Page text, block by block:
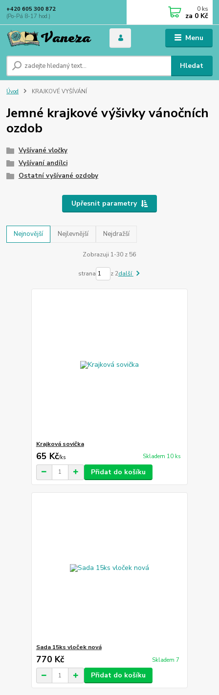
Menu
Hledat
+420 605 300 872
(Po-Pá 8-17 hod.)
0 ks
za 0 Kč
Úvod KRAJKOVÉ VYŠÍVÁNÍ
Jemné krajkové výšivky vánočních
ozdob
Vyšívané vločky
Vyšívaní andílci
Ostatní vyšívané ozdoby
Upřesnit parametry
Nejnovější Nejlevnější Nejdražší
Zobrazuji 1-30 z 56
strana z 2další
Krajková sovička
65 Kč/ks Skladem 10 ks
Přidat do košíku
Sada 15ks vloček nová
770 Kč Skladem 7
Přidat do košíku